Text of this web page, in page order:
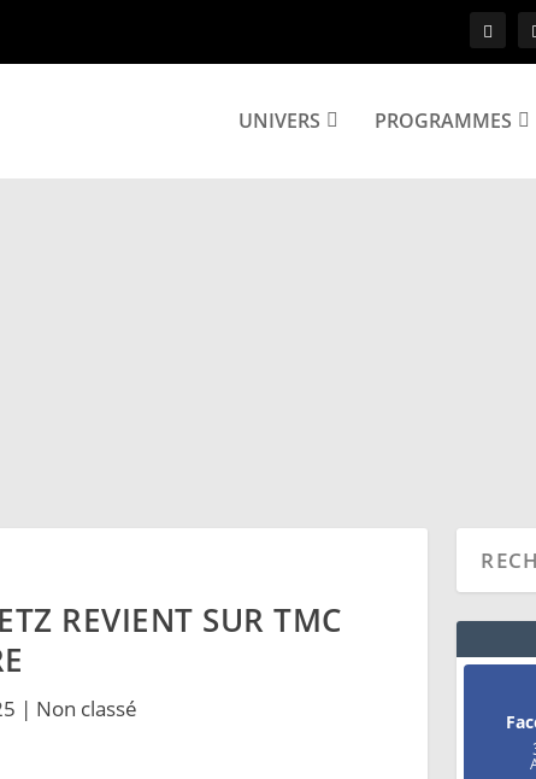
UNIVERS PROGRAMMES
REVIENT SUR TMC
| Non classé